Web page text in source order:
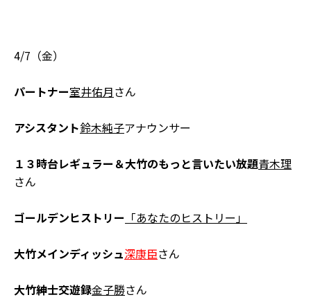
4/7（金）
パートナー室井佑月さん
アシスタント鈴木純子アナウンサー
１３時台レギュラー＆大竹のもっと言いたい放題青木理
さん
ゴールデンヒストリー 「あなたのヒストリー」
大竹メインディッシュ深康臣さん
大竹紳士交遊録金子勝さん